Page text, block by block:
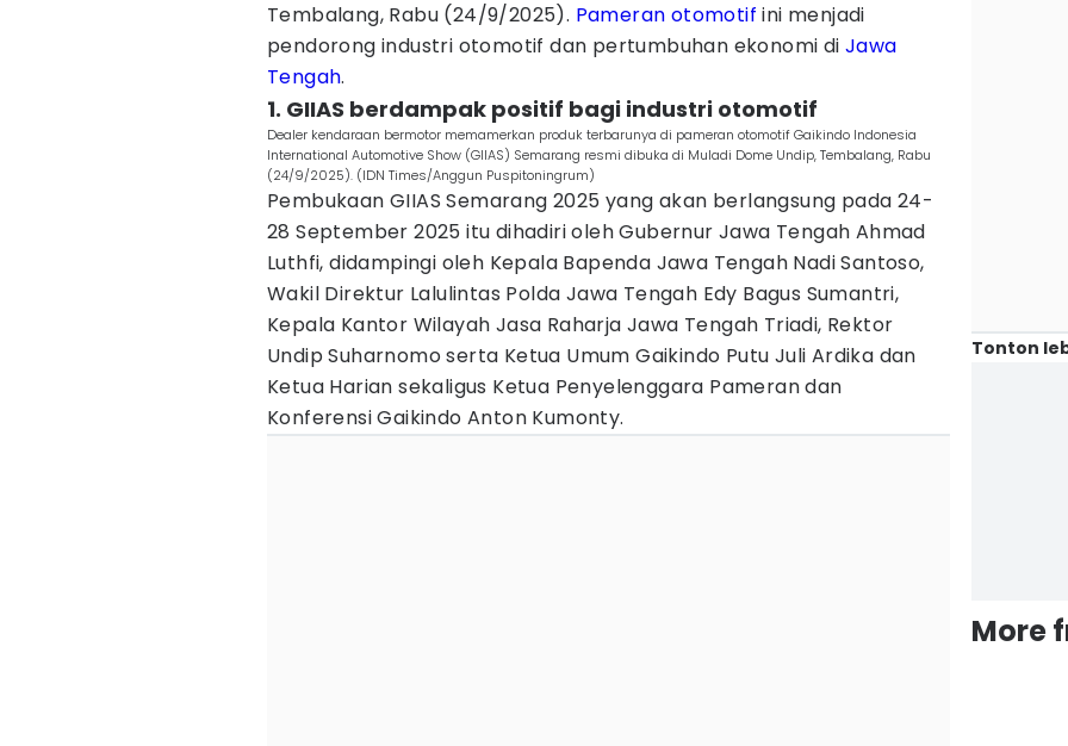
Tembalang, Rabu (24/9/2025). Pameran otomotif ini menjadi
pendorong industri otomotif dan pertumbuhan ekonomi di Jawa
Tengah.
1. GIIAS berdampak positif bagi industri otomotif
Dealer kendaraan bermotor memamerkan produk terbarunya di pameran otomotif Gaikindo Indonesia
International Automotive Show (GIIAS) Semarang resmi dibuka di Muladi Dome Undip, Tembalang, Rabu
(24/9/2025). (IDN Times/Anggun Puspitoningrum)
Pembukaan GIIAS Semarang 2025 yang akan berlangsung pada 24-
28 September 2025 itu dihadiri oleh Gubernur Jawa Tengah Ahmad
Luthfi, didampingi oleh Kepala Bapenda Jawa Tengah Nadi Santoso,
Wakil Direktur Lalulintas Polda Jawa Tengah Edy Bagus Sumantri,
Kepala Kantor Wilayah Jasa Raharja Jawa Tengah Triadi, Rektor
Undip Suharnomo serta Ketua Umum Gaikindo Putu Juli Ardika dan
Ketua Harian sekaligus Ketua Penyelenggara Pameran dan
Konferensi Gaikindo Anton Kumonty.
Tonton
More